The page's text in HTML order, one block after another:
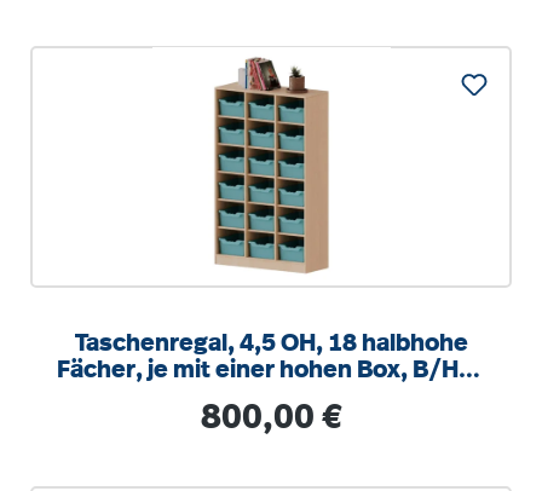
Taschenregal, 4,5 OH, 18 halbhohe
Fächer, je mit einer hohen Box, B/H/T
Regulärer Preis:
800,00 €